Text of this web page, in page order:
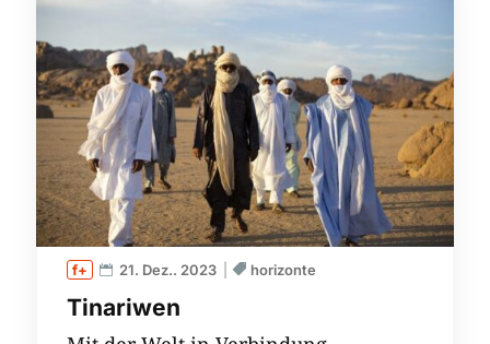
Tinariwen
21. Dez.. 2023 horizonte